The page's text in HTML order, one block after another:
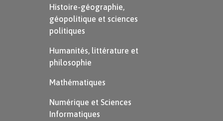
Histoire-géographie,
géopolitique et sciences
politiques
Humanités, littérature et
philosophie
Mathématiques
Numérique et Sciences
Informatiques